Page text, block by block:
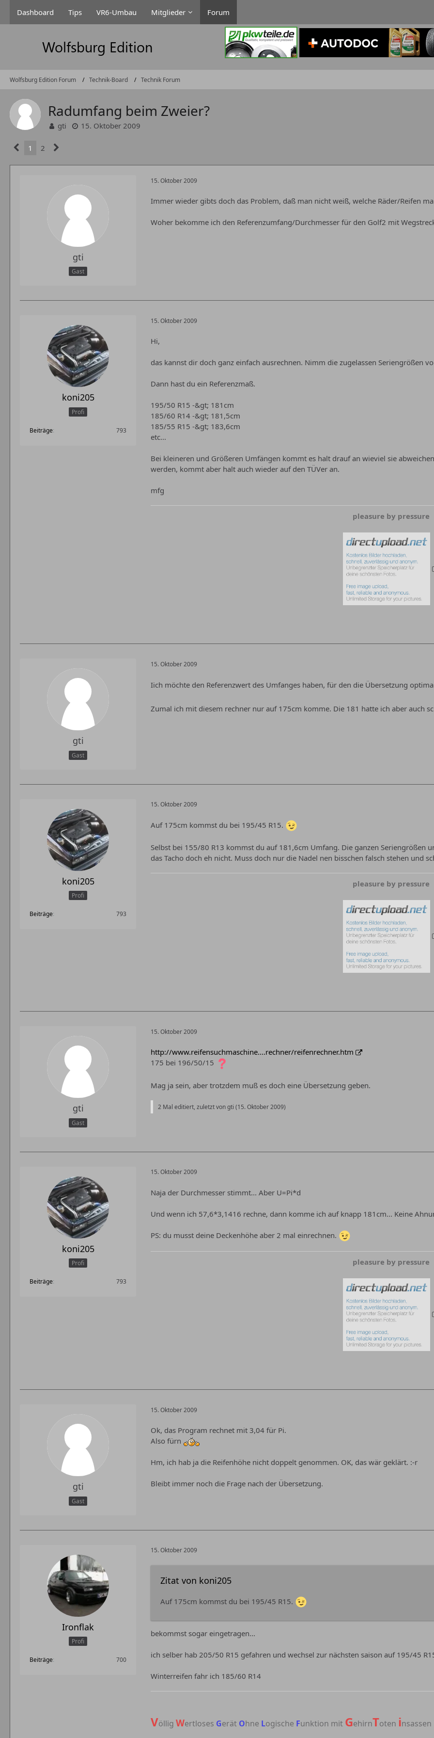
Dashboard Tips VR6-Umbau Mitglieder Forum
Wolfsburg Edition Forum Technik-Board Technik Forum
Radumfang beim Zweier?
gti 15. Oktober 2009
1 2
gti
Gast
15. Oktober 2009
Immer wieder gibts doch das Problem, daß man nicht weiß, welche Räder/Reifen
Woher bekomme ich den Referenzumfang/Durchmesser für den Golf2 mit
koni205
Profi
Beiträge 793
15. Oktober 2009
Hi,
das kannst dir doch ganz einfach ausrechnen. Nimm die zugelassen Seriengrößen
Dann hast du ein Referenzmaß.
195/50 R15 -&gt; 181cm
185/60 R14 -&gt; 181,5cm
185/55 R15 -&gt; 183,6cm
etc...
Bei kleineren und Größeren Umfängen kommt es halt drauf an wieviel sie
werden, kommt aber halt auch wieder auf den TÜVer an.
mfg
pleasure by pressure
gti
Gast
15. Oktober 2009
Iich möchte den Referenzwert des Umfanges haben, für den die Übersetzung
Zumal ich mit diesem rechner nur auf 175cm komme. Die 181 hatte ich aber auch
koni205
Profi
Beiträge 793
15. Oktober 2009
Auf 175cm kommst du bei 195/45 R15.
Selbst bei 155/80 R13 kommst du auf 181,6cm Umfang. Die ganzen Seriengrößen
das Tacho doch eh nicht. Muss doch nur die Nadel nen bisschen falsch stehen und
pleasure by pressure
gti
Gast
15. Oktober 2009
http://www.reifensuchmaschine.…rechner/reifenrechner.htm
175 bei 196/50/15
Mag ja sein, aber trotzdem muß es doch eine Übersetzung geben.
2 Mal editiert, zuletzt von gti (15. Oktober 2009)
koni205
Profi
Beiträge 793
15. Oktober 2009
Naja der Durchmesser stimmt... Aber U=Pi*d
Und wenn ich 57,6*3,1416 rechne, dann komme ich auf knapp 181cm... Keine
PS: du musst deine Deckenhöhe aber 2 mal einrechnen.
pleasure by pressure
gti
Gast
15. Oktober 2009
Ok, das Program rechnet mit 3,04 für Pi.
Also fürn
Hm, ich hab ja die Reifenhöhe nicht doppelt genommen. OK, das wär geklärt. :-r
Bleibt immer noch die Frage nach der Übersetzung.
Ironflak
Profi
Beiträge 700
15. Oktober 2009
Zitat von koni205
Auf 175cm kommst du bei 195/45 R15.
bekommst sogar eingetragen...
ich selber hab 205/50 R15 gefahren und wechsel zur nächsten saison auf 195/45
Winterreifen fahr ich 185/60 R14
Völlig Wertloses Gerät Ohne Logische Funktion mit GehirnToten insassen